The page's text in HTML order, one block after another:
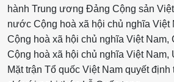
hành Trung ương Đảng Cộng sản
nước Cộng hoà xã hội chủ nghĩa Việt
Cộng hoà xã hội chủ nghĩa Việt
Cộng hoà xã hội chủ nghĩa Việt Nam,
Mặt trận Tổ quốc Việt Nam quyết